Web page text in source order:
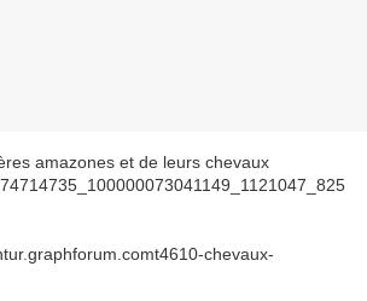
amazones et de leurs chevaux